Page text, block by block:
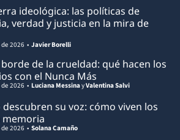
ideológica: las políticas de
verdad y justicia en la mira de
Javier Borelli
2026
borde de la crueldad: qué hacen los
con el Nunca Más
Luciana MessinayValentina Salvi
2026
descubren su voz: cómo viven los
memoria
Solana Camaño
2026